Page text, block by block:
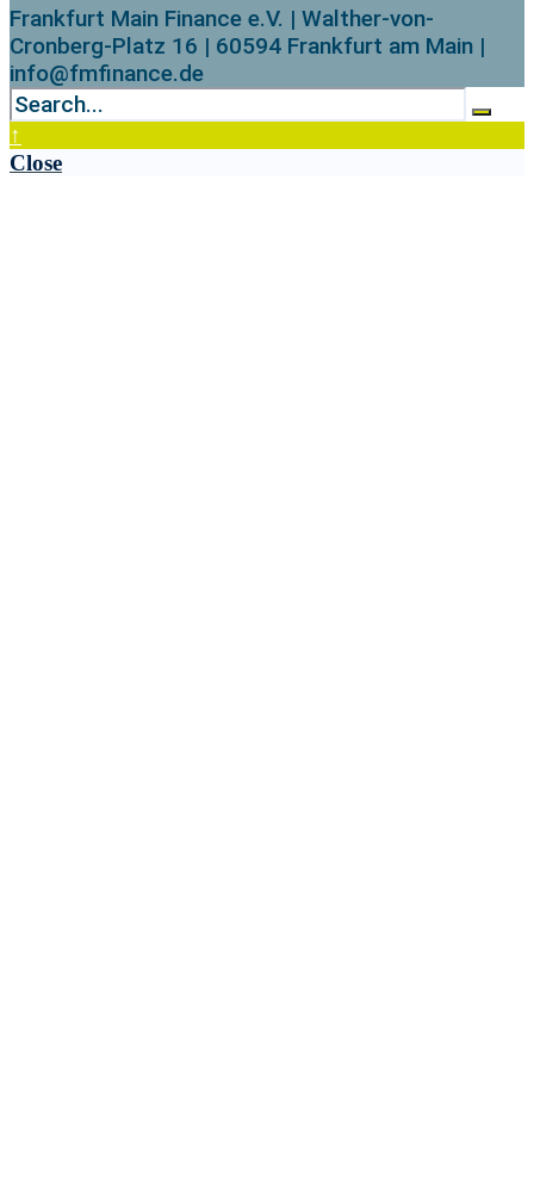
Frankfurt Main Finance e.V. | Walther-von-
Cronberg-Platz 16 | 60594 Frankfurt am Main |
info@fmfinance.de
↑
Close